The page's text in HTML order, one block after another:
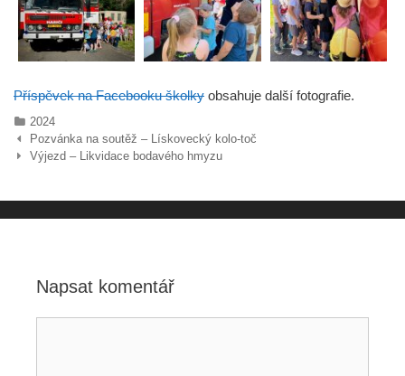
Příspěvek na Facebooku školky obsahuje další fotografie.
Rubriky
2024
Navigace
pro
Pozvánka na soutěž – Lískovecký kolo‑toč
Výjezd – Likvidace bodavého hmyzu
Napsat komentář